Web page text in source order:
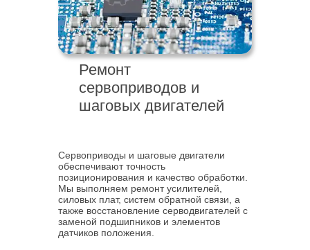
Ремонт
сервоприводов и
шаговых двигателей
Сервоприводы и шаговые двигатели
обеспечивают точность
позиционирования и качество обработки.
Мы выполняем ремонт усилителей,
силовых плат, систем обратной связи, а
также восстановление серводвигателей с
заменой подшипников и элементов
датчиков положения.